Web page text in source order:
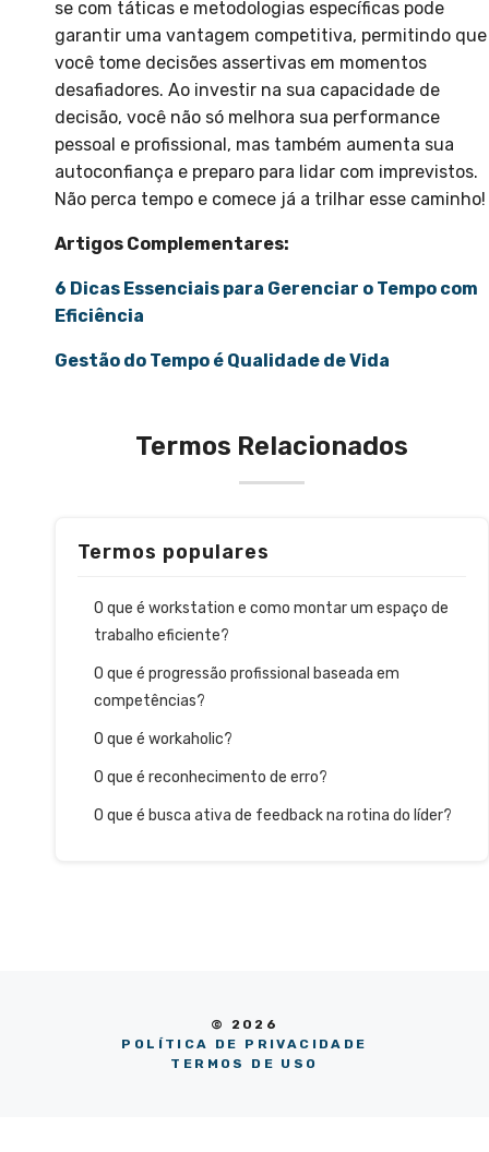
se com táticas e metodologias específicas pode
garantir uma vantagem competitiva, permitindo que
você tome decisões assertivas em momentos
desafiadores. Ao investir na sua capacidade de
decisão, você não só melhora sua performance
pessoal e profissional, mas também aumenta sua
autoconfiança e preparo para lidar com imprevistos.
Não perca tempo e comece já a trilhar esse caminho!
Artigos Complementares:
6 Dicas Essenciais para Gerenciar o Tempo com
Eficiência
Gestão do Tempo é Qualidade de Vida
Termos Relacionados
Termos populares
O que é workstation e como montar um espaço de
trabalho eficiente?
O que é progressão profissional baseada em
competências?
O que é workaholic?
O que é reconhecimento de erro?
O que é busca ativa de feedback na rotina do líder?
© 2026
POLÍTICA DE PRIVACIDADE
TERMOS DE USO